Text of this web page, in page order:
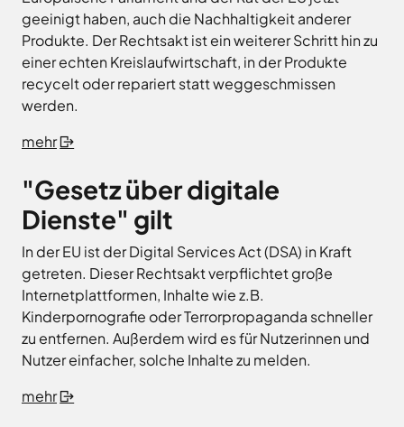
geeinigt haben, auch die Nachhaltigkeit anderer
Produkte. Der Rechtsakt ist ein weiterer Schritt hin zu
einer echten Kreislaufwirtschaft, in der Produkte
recycelt oder repariert statt weggeschmissen
werden.
mehr
"Gesetz über digitale
Dienste" gilt
In der EU ist der Digital Services Act (DSA) in Kraft
getreten. Dieser Rechtsakt verpflichtet große
Internetplattformen, Inhalte wie z.B.
Kinderpornografie oder Terrorpropaganda schneller
zu entfernen. Außerdem wird es für Nutzerinnen und
Nutzer einfacher, solche Inhalte zu melden.
mehr